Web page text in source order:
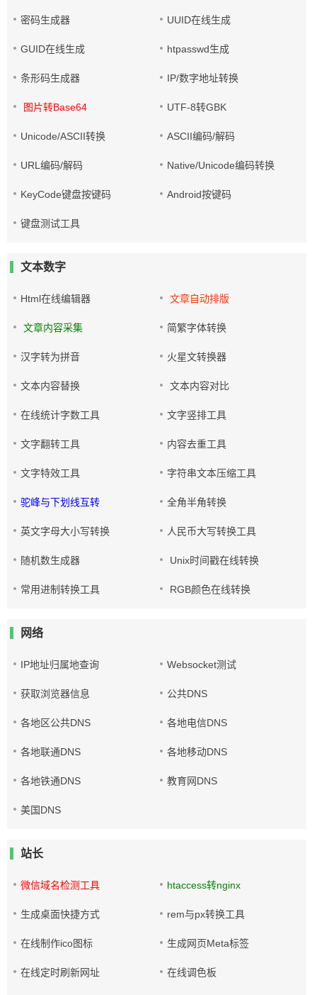
密码生成器 UUID在线生成
GUID在线生成 htpasswd生成
条形码生成器 IP/数字地址转换
图片转Base64 UTF-8转GBK
Unicode/ASCII转换 ASCII编码/解码
URL编码/解码 Native/Unicode编码转换
KeyCode键盘按键码 Android按键码
键盘测试工具
文本数字
Html在线编辑器 文章自动排版
文章内容采集 简繁字体转换
汉字转为拼音 火星文转换器
文本内容替换 文本内容对比
在线统计字数工具 文字竖排工具
文字翻转工具 内容去重工具
文字特效工具 字符串文本压缩工具
驼峰与下划线互转 全角半角转换
英文字母大小写转换 人民币大写转换工具
随机数生成器 Unix时间戳在线转换
常用进制转换工具 RGB颜色在线转换
网络
IP地址归属地查询 Websocket测试
获取浏览器信息 公共DNS
各地区公共DNS 各地电信DNS
各地联通DNS 各地移动DNS
各地铁通DNS 教育网DNS
美国DNS
站长
微信域名检测工具 htaccess转nginx
生成桌面快捷方式 rem与px转换工具
在线制作ico图标 生成网页Meta标签
在线定时刷新网址 在线调色板